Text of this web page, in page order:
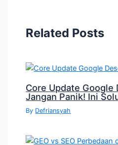
Related Posts
Core Update Google
Jangan Panik! Ini
By Defriansyah